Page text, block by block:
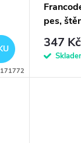
pes,
347 Kč